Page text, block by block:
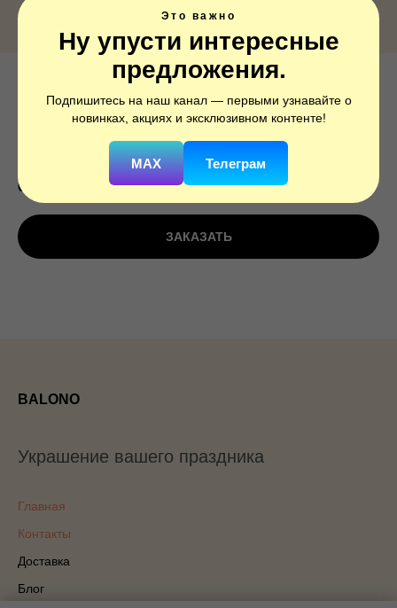
Это важно
Ну упусти интересные
предложения.
Подпишитесь на наш канал — первыми узнавайте о
новинках, акциях и эксклюзивном контенте!
MAX Телеграм
Шар (31''/79 см) Фигура, Зебра,
Разноцветные полоски, 1 шт.
650
ЗАКАЗАТЬ
BALONO
Украшение вашего праздника
Главная
Контакты
Доставка
Блог